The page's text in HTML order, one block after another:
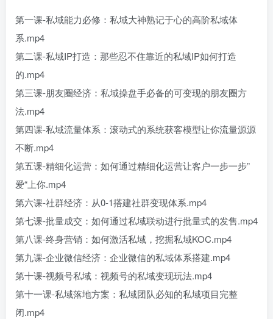
第一课-私域能力必修：私域大神熟记于心的高阶私域体
系.mp4
第二课-私域IP打造：那些忍不住靠近的私域IP如何打造
的.mp4
第三课-朋友圈经济：私域操盘手必备的可变现的朋友圈方
法.mp4
第四课-私域流量体系：滚动式的系统获客模型让你流量源源
不断.mp4
第五课-精细化运营：如何通过精细化运营让客户一步一步”
爱“上你.mp4
第六课-社群经济：从0-1搭建社群变现体系.mp4
第七课-批量成交：如何通过私域联动进行批量式的发售.mp4
第八课-终身营销：如何激活私域，挖掘私域KOC.mp4
第九课-企业微信经济：企业微信的私域体系搭建.mp4
第十课-视频号私域：视频号的私域变现玩法.mp4
第十一课-私域落地方案：私域团队必知的私域项目完整
闭.mp4